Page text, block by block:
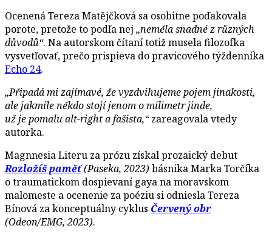
Ocenená Tereza Matějčková sa osobitne poďakovala
porote, pretože to podľa nej „neměla snadné z různých
důvodů“. Na autorskom čítaní totiž musela filozofka
vysvetľovať, prečo prispieva do pravicového týždenníka
Echo 24.
„Připadá mi zajímavé, že vyzdvihujeme pojem jinakosti,
ale jakmile někdo stojí jenom o milimetr jinde,
už je pomalu alt-right a fašista,“zareagovala vtedy
autorka.
Magnnesia Literu za prózu získal prozaický debut
Rozložíš paměť(Paseka, 2023) básnika Marka Torčíka
o traumatickom dospievaní gaya na moravskom
malomeste a ocenenie za poéziu si odniesla Tereza
Bínová za konceptuálny cyklus Červený obr
(Odeon/EMG, 2023).